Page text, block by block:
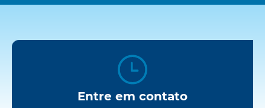
Entre em contato